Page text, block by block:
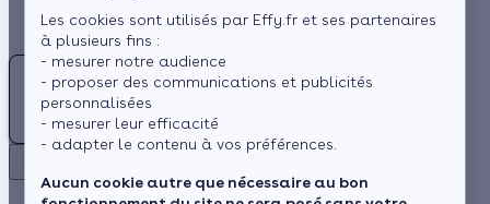
Les cookies sont utilisés par Effy.fr et ses partenaires
à plusieurs fins :
- mesurer notre audience
- proposer des communications et publicités
personnalisées
- mesurer leur efficacité
- adapter le contenu à vos préférences.
Aucun cookie autre que nécessaire au bon
Actualités
Espace Client
Rechercher
Aiffres